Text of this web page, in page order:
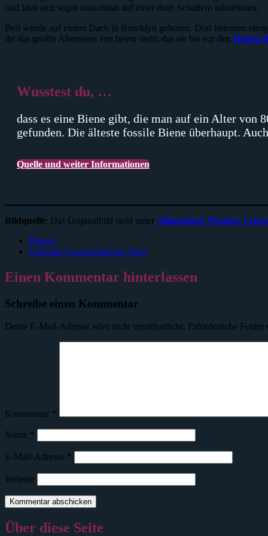
und lässt sich sogar manchmal auf einer ihrer Schultern mitnehmen.
Bell wurde auf einem Dach in Brooklyn geboren. Dort betreuen
ihr das größte Abenteuer erst bevor steht, das sie bis vor den Hohen
Wusstest du, …
dass es eine Biene gibt, die man auf ein Alter von
gefunden. Die älteste fossile Biene überhaupt.
Quelle und weiter Informationen
Bildquelle: Das Originalbild steht unter Allgemeiner Pixabay
Bienen
Geheime Gesellschaft der Tiere
Einen Kommentar hinterlassen
Schreibe einen Kommentar
Deine E-Mail-Adresse wird nicht veröffentlicht. Erforderliche Felder
Kommentar *
Name *
E-Mail-Adresse *
Website
Über diese Seite